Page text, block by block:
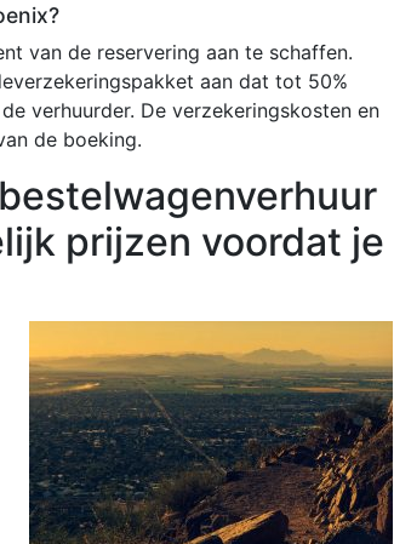
van de reservering aan te schaffen.
aan dat tot 50%
verhuurder. De verzekeringskosten en
de boeking.
prijzen voordat je